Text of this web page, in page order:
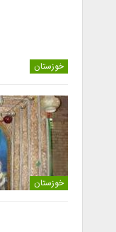
خوزستان
خوزستان